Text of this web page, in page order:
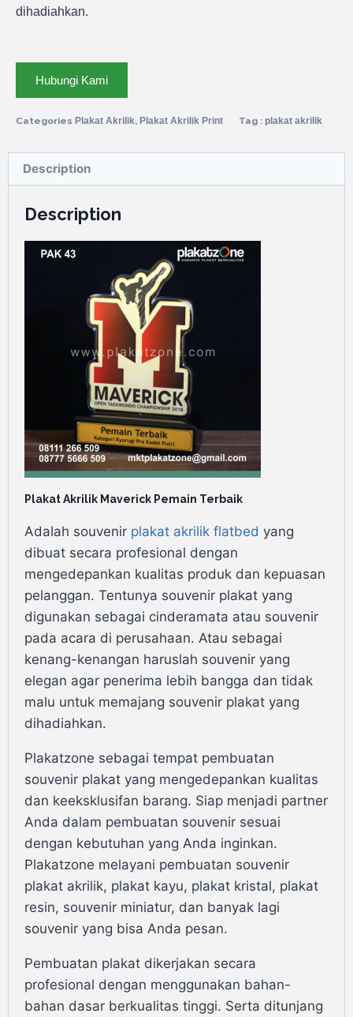
dihadiahkan.
Hubungi Kami
Categories Plakat Akrilik, Plakat Akrilik Print Tag : plakat akrilik
Description
Description
Plakat Akrilik Maverick Pemain Terbaik
Adalah souvenir plakat akrilik flatbed yang
dibuat secara profesional dengan
mengedepankan kualitas produk dan kepuasan
pelanggan. Tentunya souvenir plakat yang
digunakan sebagai cinderamata atau souvenir
pada acara di perusahaan. Atau sebagai
kenang-kenangan haruslah souvenir yang
elegan agar penerima lebih bangga dan tidak
malu untuk memajang souvenir plakat yang
dihadiahkan.
Plakatzone sebagai tempat pembuatan
souvenir plakat yang mengedepankan kualitas
dan keeksklusifan barang. Siap menjadi partner
Anda dalam pembuatan souvenir sesuai
dengan kebutuhan yang Anda inginkan.
Plakatzone melayani pembuatan souvenir
plakat akrilik, plakat kayu, plakat kristal, plakat
resin, souvenir miniatur, dan banyak lagi
souvenir yang bisa Anda pesan.
Pembuatan plakat dikerjakan secara
profesional dengan menggunakan bahan-
bahan dasar berkualitas tinggi. Serta ditunjang